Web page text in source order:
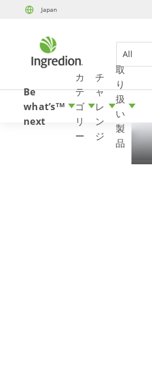
Japan
All
Be
what’s
next
TM
カ
テ
ゴ
リ
ー
チ
ャ
レ
ン
ジ
取
り
扱
い
製
品